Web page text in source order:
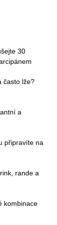
30
často lže?
a
připravíte na
rande a
kombinace